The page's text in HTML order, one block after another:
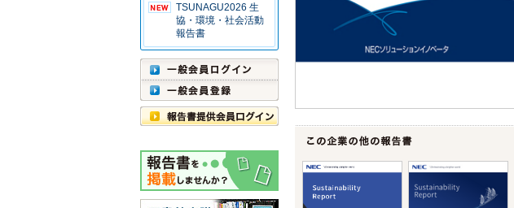
TSUNAGU2026 生
協・環境・社会活動
報告書